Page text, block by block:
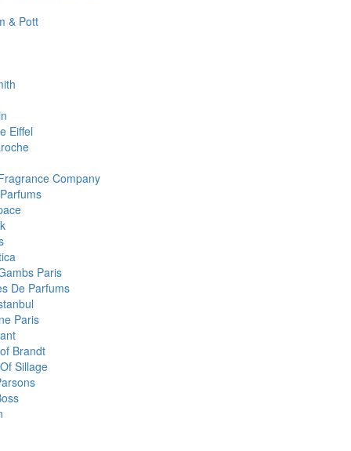
& Pott
Eiffel
Company
Paris
De Parfums
Paris
Brandt
Sillage